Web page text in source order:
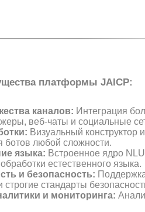
платформы JAICP:
каналов: Интеграция
веб-чаты и социальные
Визуальный конструктор
ботов любой сложности.
языка: Встроенное ядро
естественного языка.
и безопасность:
строгие стандарты
и мониторинга: